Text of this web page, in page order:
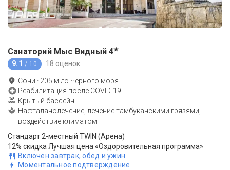
Санаторий Мыс Видный4★
9.1 / 10 18 оценок
Сочи · 205 м до Черного моря
Реабилитация после COVID-19
Крытый бассейн
Нафталанолечение, лечение тамбуканскими грязями,
воздействие климатом
Стандарт 2-местный TWIN (Арена)
12% скидка Лучшая цена «Оздоровительная программа»
Включен завтрак, обед и ужин
Моментальное подтверждение